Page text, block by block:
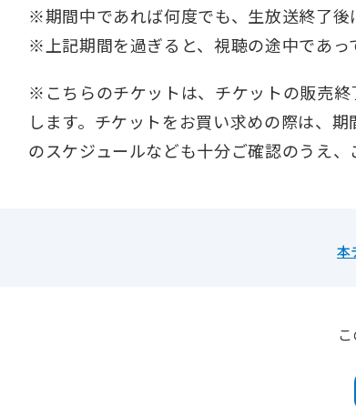
※期間中であれば何度でも、生放送終了後
※上記期間を過ぎると、視聴の途中であ
※こちらのチケットは、チケットの販売
します。チケットをお買い求めの際は、
のスケジュールなども十分ご確認のうえ、
本